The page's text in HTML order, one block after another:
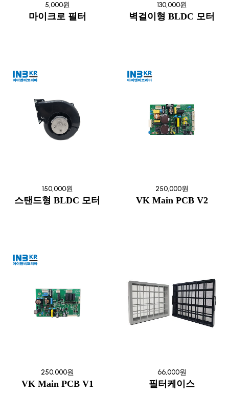
5,000원
마이크로 필터
130,000원
벽걸이형 BLDC 모터
150,000원
스탠드형 BLDC 모터
250,000원
VK Main PCB V2
250,000원
VK Main PCB V1
66,000원
필터케이스